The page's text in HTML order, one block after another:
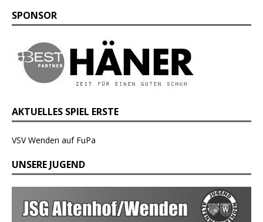
SPONSOR
AKTUELLES SPIEL ERSTE
VSV Wenden auf FuPa
UNSERE JUGEND